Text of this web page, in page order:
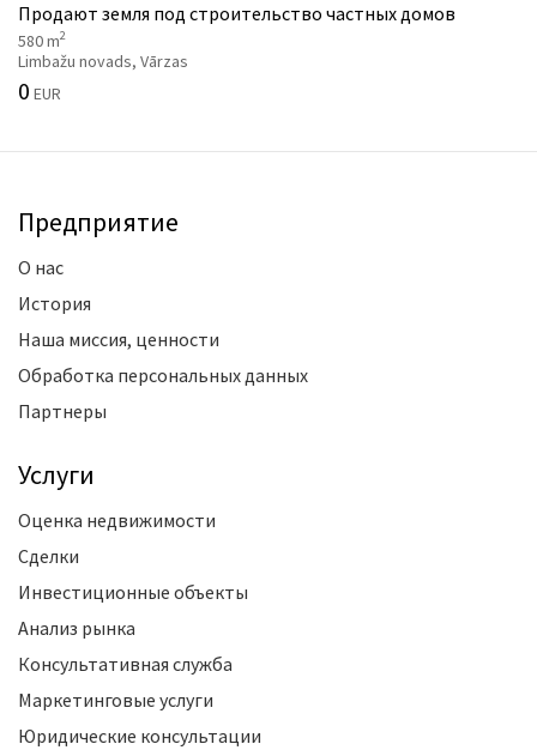
Продают земля под строительство частных домов
580 m2
Limbažu novads, Vārzas
0 EUR
Предприятие
О нас
История
Наша миссия, ценности
Обработка персональных данных
Партнеры
Услуги
Оценка недвижимости
Сделки
Инвестиционные объекты
Анализ рынка
Консультативная служба
Маркетинговые услуги
Юридические консультации